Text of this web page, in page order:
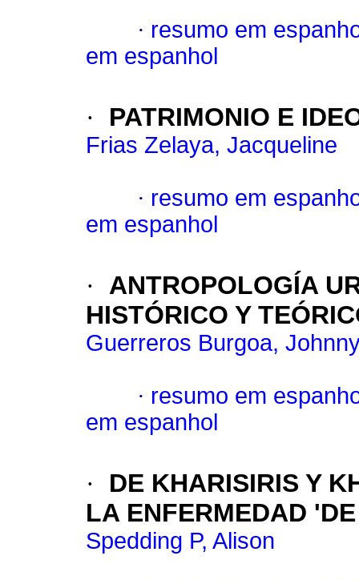
· resumo em
em espanhol
· PATRIMONIO E
Frias Zelaya, Jacqueline
· resumo em
em espanhol
·
ANTROPOLOGÍA
HISTÓRICO Y
Guerreros Burgoa,
· resumo em
em espanhol
·
DE KHARISIRIS Y
LA ENFERMEDAD
Spedding P, Alison